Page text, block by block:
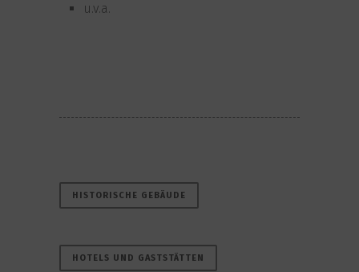
u.v.a.
HISTORISCHE GEBÄUDE
HOTELS UND GASTSTÄTTEN